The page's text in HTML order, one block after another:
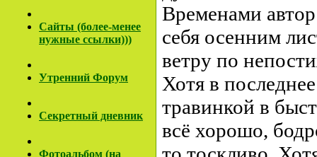
Сайты (более-менее
нужные ссылки)))
Утренний Форум
Секретный дневник
Фотоальбом (на
Временами автор
себя осенним
ветру по
Хотя в
травинкой в
всё хорошо,